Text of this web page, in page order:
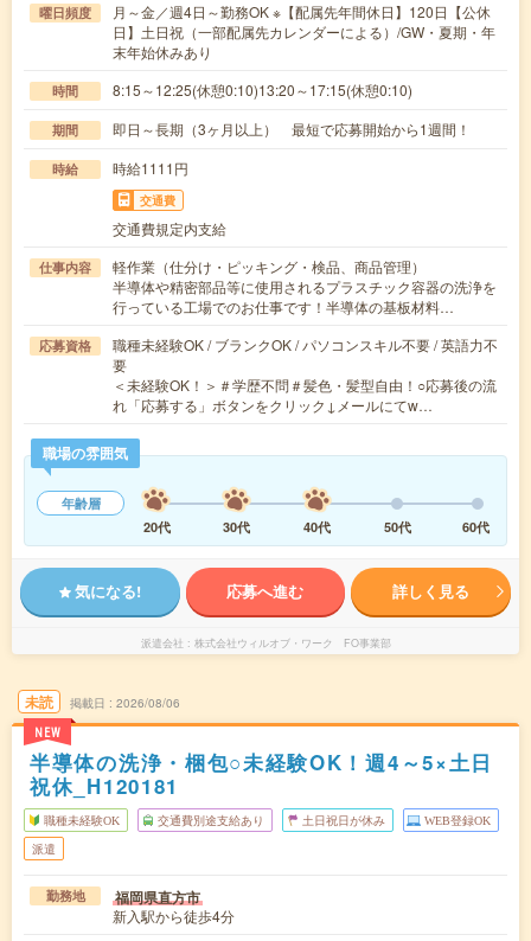
曜日頻度
月～金／週4日～勤務OK ※【配属先年間休日】120日【公休
日】土日祝（一部配属先カレンダーによる）/GW・夏期・年
末年始休みあり
時間 8:15～12:25(休憩0:10)13:20～17:15(休憩0:10)
期間 即日～長期（3ヶ月以上） 最短で応募開始から1週間！
時給 時給1111円
交通費
交通費規定内支給
仕事内容
軽作業（仕分け・ピッキング・検品、商品管理）
半導体や精密部品等に使用されるプラスチック容器の洗浄を
行っている工場でのお仕事です！半導体の基板材料…
応募資格
職種未経験OK / ブランクOK / パソコンスキル不要 / 英語力不
要
＜未経験OK！＞＃学歴不問＃髪色・髪型自由！○応募後の流
れ「応募する」ボタンをクリック↓メールにてw…
職場の雰囲気
年齢層
20代
30代 40代 50代 60代
気になる! 応募へ進む 詳しく見る
派遣会社 株式会社ウィルオブ・ワーク FO事業部
未読
NEW
掲載日 2026/08/06
半導体の洗浄・梱包○未経験OK！週4～5×土日
祝休_H120181
職種未経験OK 交通費別途支給あり 土日祝日が休み WEB登録OK
派遣
勤務地 福岡県直方市
新入駅から徒歩4分